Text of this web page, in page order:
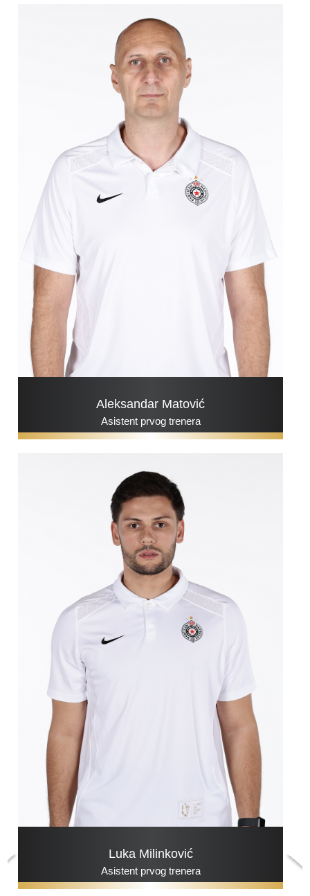
Aleksandar Matović
Asistent prvog trenera
Luka Milinković
Asistent prvog trenera